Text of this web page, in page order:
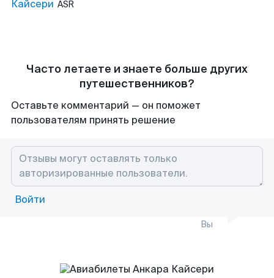
Кайсери ASR
Часто летаете и знаете больше других
путешественников?
Оставьте комментарий — он поможет
пользователям принять решение
Войти
Вы